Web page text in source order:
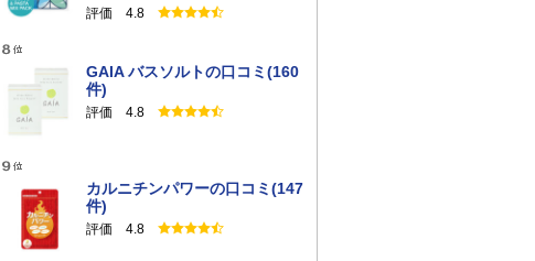
評価 4.8
GAIA バスソルトの口コミ(160
件)
評価 4.8
カルニチンパワーの口コミ(147
件)
評価 4.8